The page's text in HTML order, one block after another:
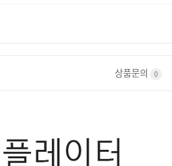
상품문의 0